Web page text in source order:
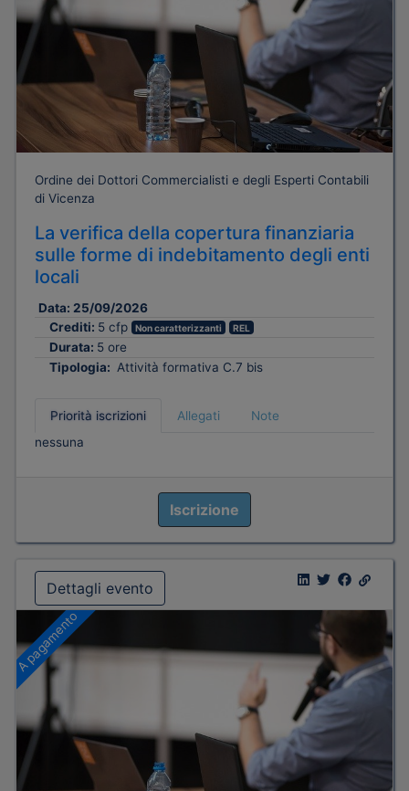
Ordine dei Dottori Commercialisti e degli Esperti Contabili
di Vicenza
La verifica della copertura finanziaria
sulle forme di indebitamento degli enti
locali
Data: 25/09/2026
Crediti: 5 cfp Non caratterizzanti REL
Durata: 5 ore
Tipologia: Attività formativa C.7 bis
Priorità iscrizioni Allegati
Note
nessuna
Iscrizione
Dettagli evento
A pagamento